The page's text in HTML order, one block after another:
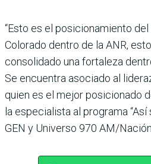
“Esto es el posi­cionamiento
Colorado dentro de la ANR,
consolidado una fortaleza
Se encuentra asociado al
quien es el mejor posicionado
la especia­lista al programa
GEN y Uni­verso 970 AM/